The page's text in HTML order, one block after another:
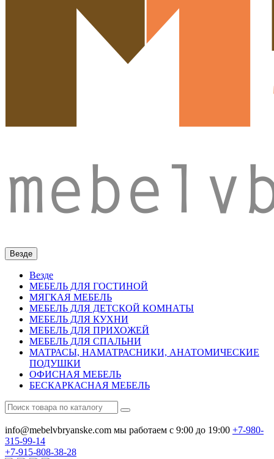
Везде
Везде
МЕБЕЛЬ ДЛЯ ГОСТИНОЙ
МЯГКАЯ МЕБЕЛЬ
МЕБЕЛЬ ДЛЯ ДЕТСКОЙ КОМНАТЫ
МЕБЕЛЬ ДЛЯ КУХНИ
МЕБЕЛЬ ДЛЯ ПРИХОЖЕЙ
МЕБЕЛЬ ДЛЯ СПАЛЬНИ
МАТРАСЫ, НАМАТРАСНИКИ, АНАТОМИЧЕСКИЕ
ПОДУШКИ
ОФИСНАЯ МЕБЕЛЬ
БЕСКАРКАСНАЯ МЕБЕЛЬ
info@mebelvbryanske.com мы работаем с 9:00 до 19:00 +7-980-
315-99-14
+7-915-808-38-28